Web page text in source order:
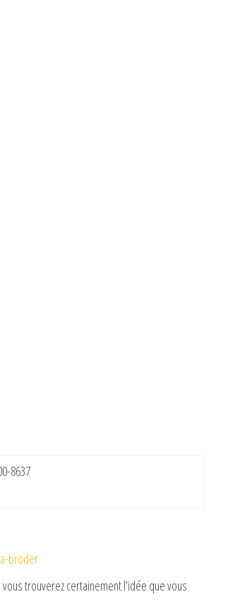
broder
trouverez certainement l’idée que vous